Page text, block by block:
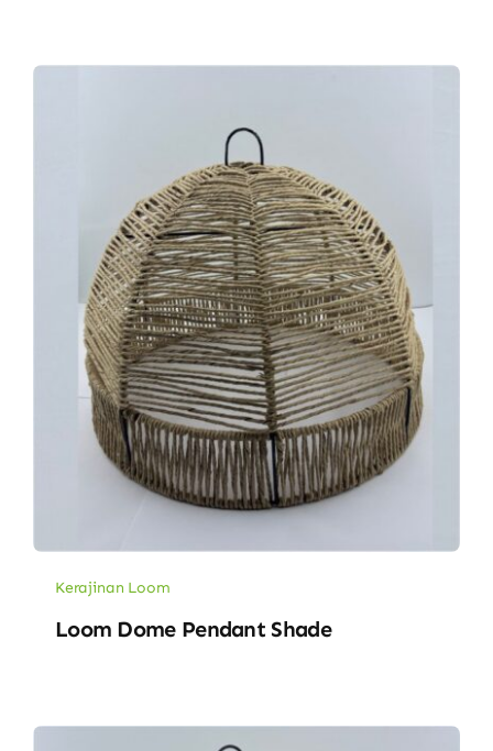
Kerajinan Loom
Loom Dome Pendant Shade